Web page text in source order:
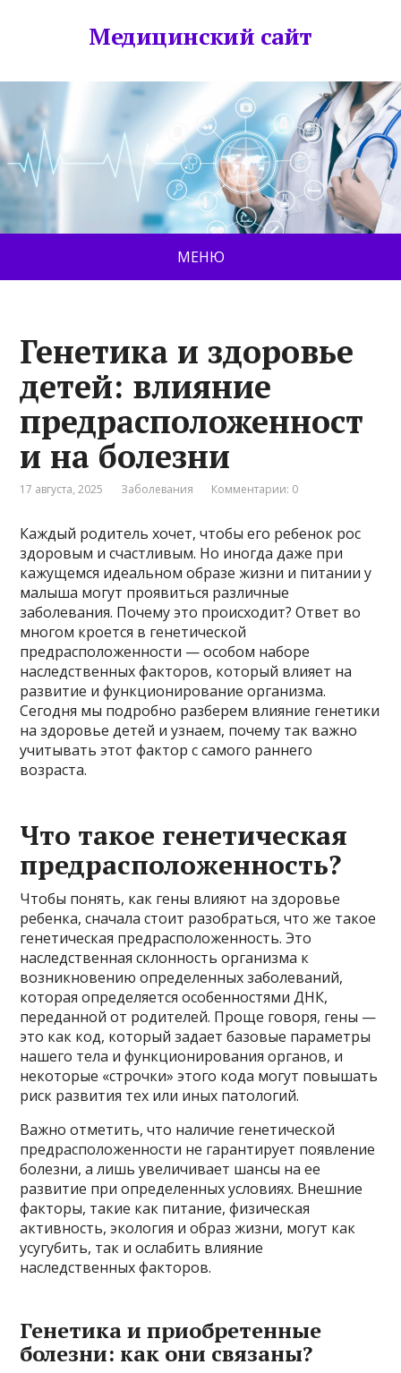
Медицинский сайт
МЕНЮ
Генетика и здоровье
детей: влияние
предрасположенност
и на болезни
17 августа, 2025 Заболевания Комментарии: 0
Каждый родитель хочет, чтобы его ребенок рос
здоровым и счастливым. Но иногда даже при
кажущемся идеальном образе жизни и питании у
малыша могут проявиться различные
заболевания. Почему это происходит? Ответ во
многом кроется в генетической
предрасположенности — особом наборе
наследственных факторов, который влияет на
развитие и функционирование организма.
Сегодня мы подробно разберем влияние генетики
на здоровье детей и узнаем, почему так важно
учитывать этот фактор с самого раннего
возраста.
Что такое генетическая
предрасположенность?
Чтобы понять, как гены влияют на здоровье
ребенка, сначала стоит разобраться, что же такое
генетическая предрасположенность. Это
наследственная склонность организма к
возникновению определенных заболеваний,
которая определяется особенностями ДНК,
переданной от родителей. Проще говоря, гены —
это как код, который задает базовые параметры
нашего тела и функционирования органов, и
некоторые «строчки» этого кода могут повышать
риск развития тех или иных патологий.
Важно отметить, что наличие генетической
предрасположенности не гарантирует появление
болезни, а лишь увеличивает шансы на ее
развитие при определенных условиях. Внешние
факторы, такие как питание, физическая
активность, экология и образ жизни, могут как
усугубить, так и ослабить влияние
наследственных факторов.
Генетика и приобретенные
болезни: как они связаны?